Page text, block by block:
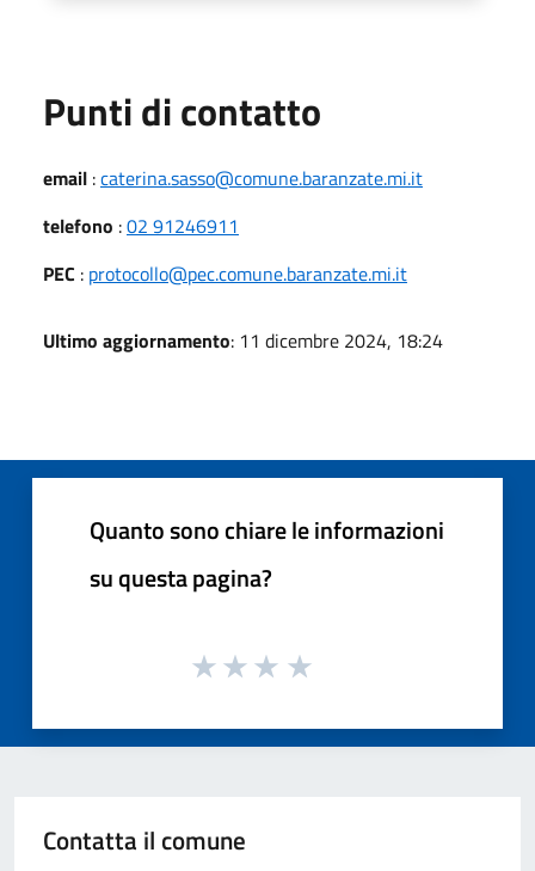
Punti di contatto
email :caterina.sasso@comune.baranzate.mi.it
telefono :02 91246911
PEC : protocollo@pec.comune.baranzate.mi.it
Ultimo aggiornamento: 11 dicembre 2024, 18:24
Quanto sono chiare le informazioni
su questa pagina?
Contatta il comune